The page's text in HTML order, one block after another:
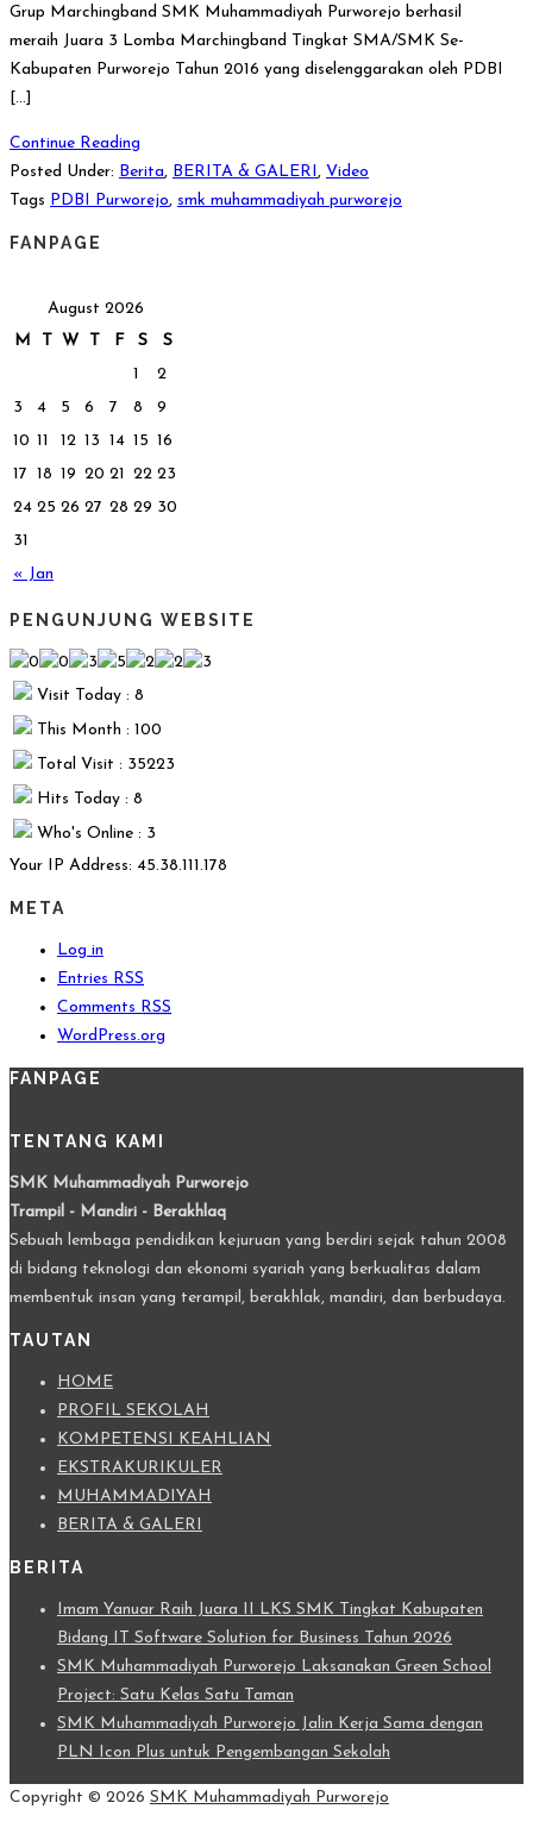
Grup Marchingband SMK Muhammadiyah Purworejo berhasil
meraih Juara 3 Lomba Marchingband Tingkat SMA/SMK Se-
Kabupaten Purworejo Tahun 2016 yang diselenggarakan oleh PDBI
[…]
Continue Reading
Posted Under: Berita, BERITA & GALERI, Video
Tags PDBI Purworejo, smk muhammadiyah purworejo
FANPAGE
August 2026
M
T W T F S S
« Jan
1
2
3
4 5 6 7 8
9
10 11 12 13 14 15 16
17 18 19 20 21 22 23
24 25 26 27 28 29 30
31
PENGUNJUNG WEBSITE
Visit Today : 8
This Month : 100
Total Visit : 35223
Hits Today : 8
Who's Online : 3
Your IP Address: 45.38.111.178
META
Log in
Entries RSS
Comments RSS
WordPress.org
FANPAGE
TENTANG KAMI
SMK Muhammadiyah Purworejo
Trampil - Mandiri - Berakhlaq
Sebuah lembaga pendidikan kejuruan yang berdiri sejak tahun 2008
di bidang teknologi dan ekonomi syariah yang berkualitas dalam
membentuk insan yang terampil, berakhlak, mandiri, dan berbudaya.
TAUTAN
HOME
PROFIL SEKOLAH
KOMPETENSI KEAHLIAN
EKSTRAKURIKULER
MUHAMMADIYAH
BERITA & GALERI
BERITA
Imam Yanuar Raih Juara II LKS SMK Tingkat Kabupaten
Bidang IT Software Solution for Business Tahun 2026
SMK Muhammadiyah Purworejo Laksanakan Green School
Project: Satu Kelas Satu Taman
SMK Muhammadiyah Purworejo Jalin Kerja Sama dengan
PLN Icon Plus untuk Pengembangan Sekolah
Copyright © 2026 SMK Muhammadiyah Purworejo